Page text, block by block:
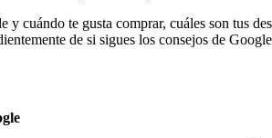
cuándo te gusta comprar, cuáles son tus
de si sigues los consejos de